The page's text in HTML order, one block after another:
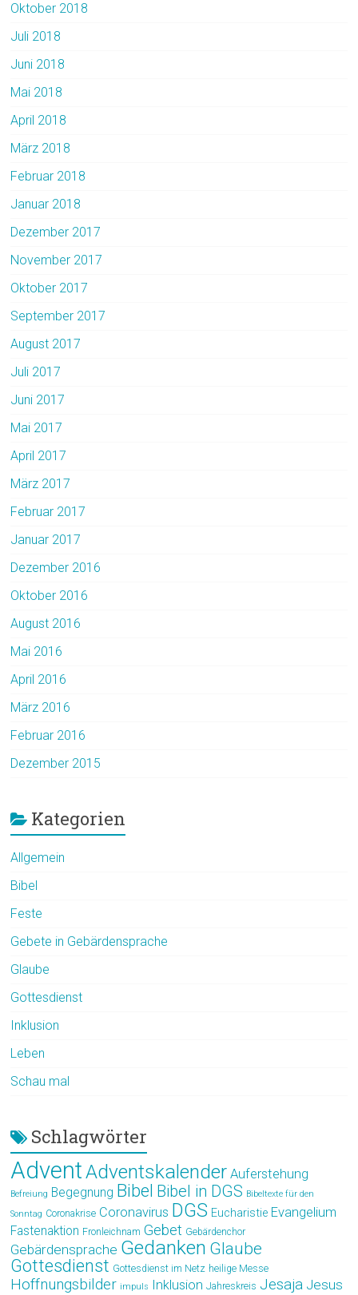
Oktober 2018
Juli 2018
Juni 2018
Mai 2018
April 2018
März 2018
Februar 2018
Januar 2018
Dezember 2017
November 2017
Oktober 2017
September 2017
August 2017
Juli 2017
Juni 2017
Mai 2017
April 2017
März 2017
Februar 2017
Januar 2017
Dezember 2016
Oktober 2016
August 2016
Mai 2016
April 2016
März 2016
Februar 2016
Dezember 2015
Kategorien
Allgemein
Bibel
Feste
Gebete in Gebärdensprache
Glaube
Gottesdienst
Inklusion
Leben
Schau mal
Schlagwörter
AdventAdventskalender Auferstehung
Befreiung Begegnung Bibel Bibel in DGS Bibeltexte für den
Sonntag Coronakrise Coronavirus DGS Eucharistie Evangelium
Fastenaktion Fronleichnam Gebet Gebärdenchor
Gebärdensprache Gedanken Glaube
Gottesdienst Gottesdienst im Netz heilige Messe
Hoffnungsbilder impuls Inklusion Jahreskreis Jesaja Jesus